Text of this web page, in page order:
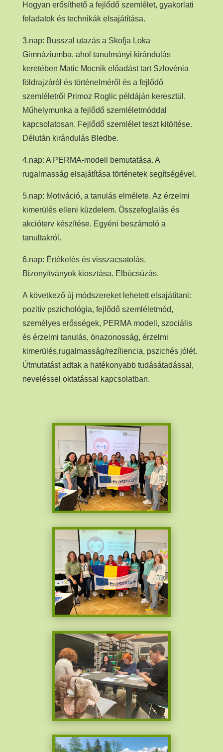
Hogyan erősíthető a fejlődő szemlélet, gyakorlati
feladatok és technikák elsajátítása.
3.nap: Busszal utazás a Skofja Loka
Gimnáziumba, ahol tanulmányi kirándulás
keretében Matic Mocnik előadást tart Szlovénia
földrajzáról és történelméről és a fejlődő
szemléletről Primoz Roglic példáján keresztül.
Műhelymunka a fejlődő szemléletmóddal
kapcsolatosan. Fejlődő szemlélet teszt kitöltése.
Délután kirándulás Bledbe.
4.nap: A PERMA-modell bemutatása. A
rugalmasság elsajátítása történetek segítségével.
5.nap: Motiváció, a tanulás elmélete. Az érzelmi
kimerülés elleni küzdelem. Összefoglalás és
akcióterv készítése. Egyéni beszámoló a
tanultakról.
6.nap: Értékelés és visszacsatolás.
Bizonyítványok kiosztása. Elbúcsúzás.
A következő új módszereket lehetett elsajátítani:
pozitív pszichológia, fejlődő szemléletmód,
személyes erősségek, PERMA modell, szociális
és érzelmi tanulás, önazonosság, érzelmi
kimerülés,rugalmasság/rezíliencia, pszichés jólét.
Útmutatást adtak a hatékonyabb tudásátadással,
neveléssel oktatással kapcsolatban.